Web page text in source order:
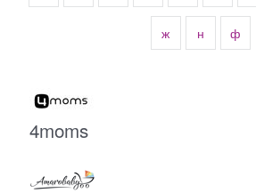
ж н ф
4moms